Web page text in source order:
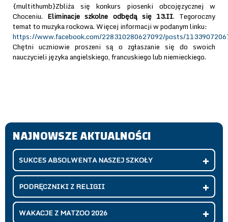
{multithumb}Zbliża się konkurs piosenki obcojęzycznej w
Choceniu. Eliminacje szkolne odbędą się 13.II. Tegoroczny
temat to muzyka rockowa. Więcej informacji w podanym linku:
https://www.facebook.com/228310280627092/posts/
Chętni uczniowie proszeni są o zgłaszanie się do swoich
nauczycieli języka angielskiego, francuskiego lub niemieckiego.
NAJNOWSZE AKTUALNOŚCI
SUKCES ABSOLWENTA NASZEJ SZKOŁY
PODRĘCZNIKI Z RELIGII
WAKACJE Z MATZOO 2026